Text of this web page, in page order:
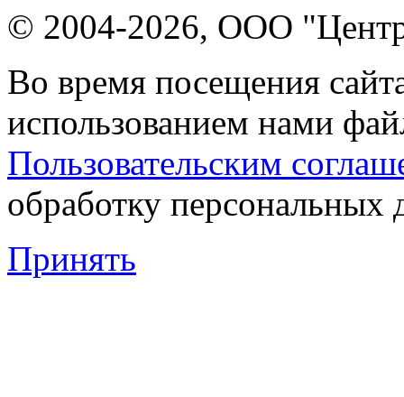
© 2004-2026, ООО "Центр
Во время посещения
использованием нами
Пользовательским
обработку персональных
Принять